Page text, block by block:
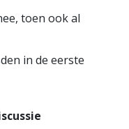
toen ook al
in de eerste